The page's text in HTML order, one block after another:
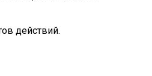
действий.